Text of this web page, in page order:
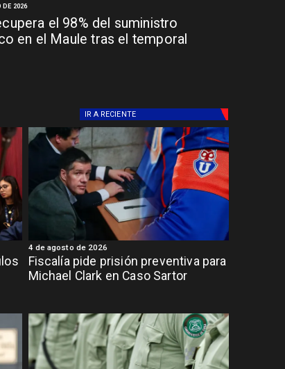
el 98% del suministro
en el Maule tras el temporal
DE 2026
IR A RECIENTE
Fiscalía pide prisión preventiva para
Michael Clark en Caso Sartor
4 de agosto de 2026